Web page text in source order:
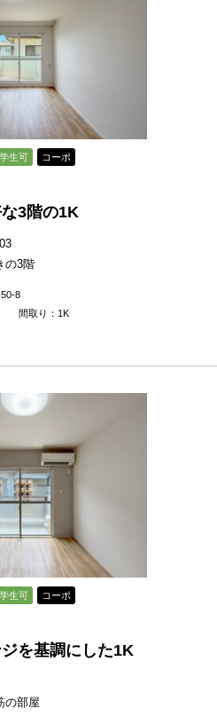
学生可 コーポ
3階の1K
の3階
8
間取り：1K
学生可 コーポ
を基調にした1K
の部屋